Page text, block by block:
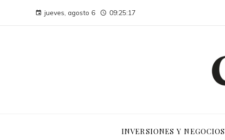
jueves, agosto 6 09:25:18
INVERSIONES Y NEGOCIOS